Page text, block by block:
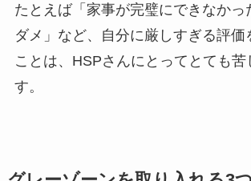
たとえば「家事が完璧にできなかっ
ダメ」など、自分に厳しすぎる評価
ことは、HSPさんにとってとても苦
す。